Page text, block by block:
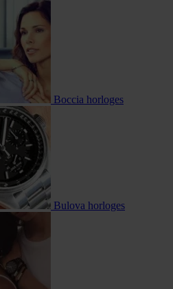
Boccia horloges
Bulova horloges